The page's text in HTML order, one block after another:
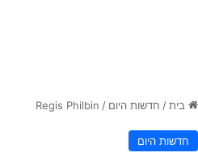
בית / חדשות היום /
Regis Philbin
חדשות היום